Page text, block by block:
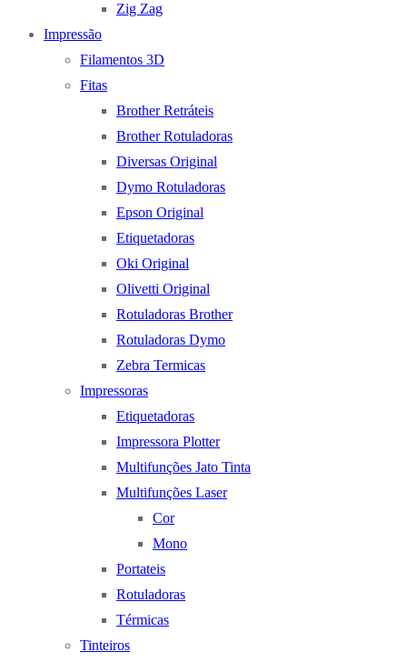
Zig Zag
Impressão
Filamentos 3D
Fitas
Brother Retráteis
Brother Rotuladoras
Diversas Original
Dymo Rotuladoras
Epson Original
Etiquetadoras
Oki Original
Olivetti Original
Rotuladoras Brother
Rotuladoras Dymo
Zebra Termicas
Impressoras
Etiquetadoras
Impressora Plotter
Multifunções Jato Tinta
Multifunções Laser
Cor
Mono
Portateis
Rotuladoras
Térmicas
Tinteiros